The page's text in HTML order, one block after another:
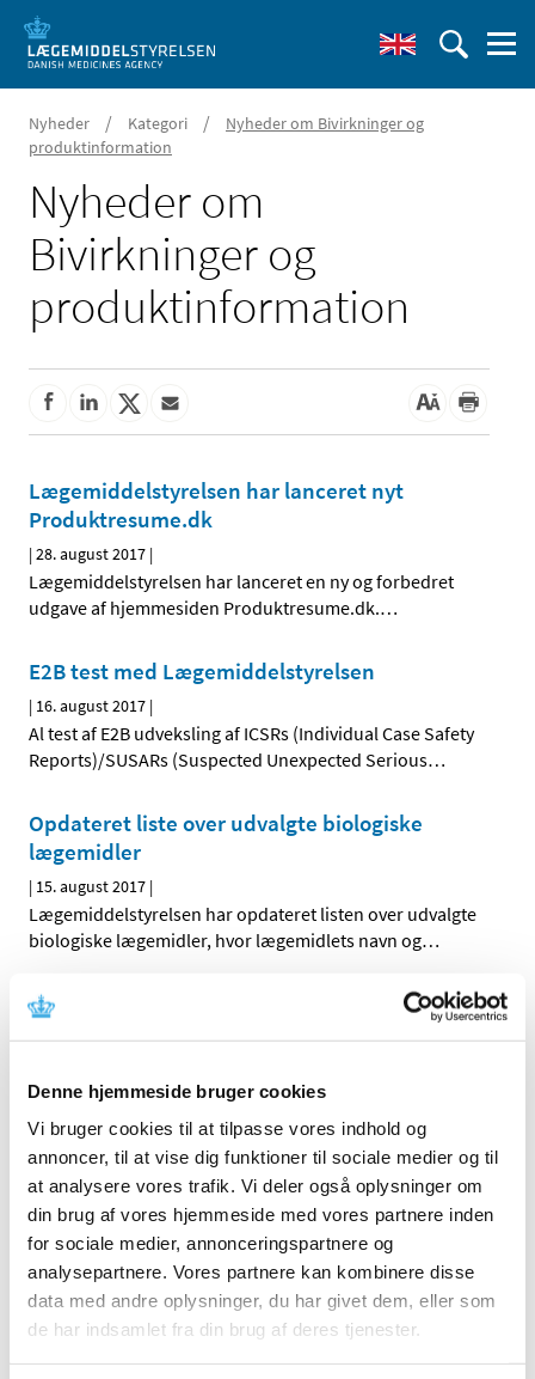
Denne hjemmeside bruger cookies
Vi bruger cookies til at tilpasse vores indhold og
annoncer, til at vise dig funktioner til sociale medier og til
at analysere vores trafik. Vi deler også oplysninger om
din brug af vores hjemmeside med vores partnere inden
for sociale medier, annonceringspartnere og
analysepartnere. Vores partnere kan kombinere disse
data med andre oplysninger, du har givet dem, eller som
de har indsamlet fra din brug af deres tjenester.
Nyheder / Kategori /
Nyheder om Bivirkninger og
produktinformation
Nyheder om
Bivirkninger og
produktinformation
Lægemiddelstyrelsen har lanceret nyt
Produktresume.dk
|28. august 2017 |
Lægemiddelstyrelsen har lanceret en ny og forbedret
udgave af hjemmesiden Produktresume.dk.…
E2B test med Lægemiddelstyrelsen
| 16. august 2017 |
Al test af E2B udveksling af ICSRs (Individual Case Safety
Reports)/SUSARs (Suspected Unexpected Serious…
Opdateret liste over udvalgte biologiske
lægemidler
| 15. august 2017 |
Lægemiddelstyrelsen har opdateret listen over udvalgte
biologiske lægemidler, hvor lægemidlets navn og…
Fejl på interaktionsdatabasen
|8. august 2017|
Interaktionsdatabasen og hjemmesiden
Alle (162)
TID
2026 (5)
2025 (8)
2024 (11)